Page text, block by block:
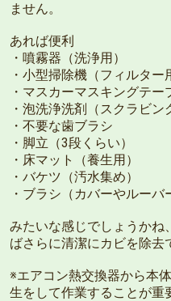
ません。
あれば便利
・噴霧器（洗浄用）
・小型掃除機（フィルター
・マスカーマスキングテー
・泡洗浄洗剤（スクラビン
・不要な歯ブラシ
・脚立（3段くらい）
・床マット（養生用）
・バケツ（汚水集め）
・ブラシ（カバーやルーバ
みたいな感じでしょうかね
ばさらに清潔にカビを除去
※エアコン熱交換器から本
生をして作業することが重